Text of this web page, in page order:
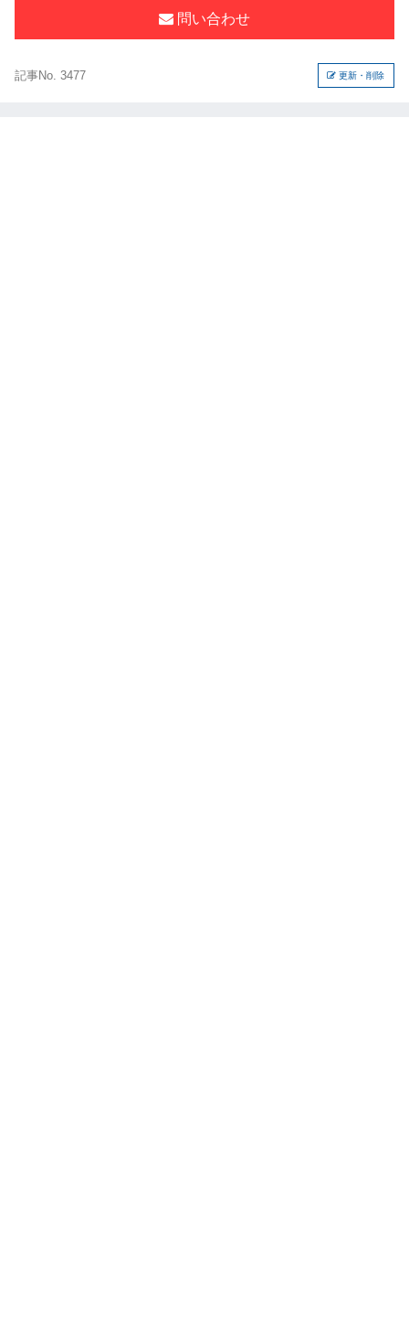
問い合わせ
記事No. 3477 更新・削除